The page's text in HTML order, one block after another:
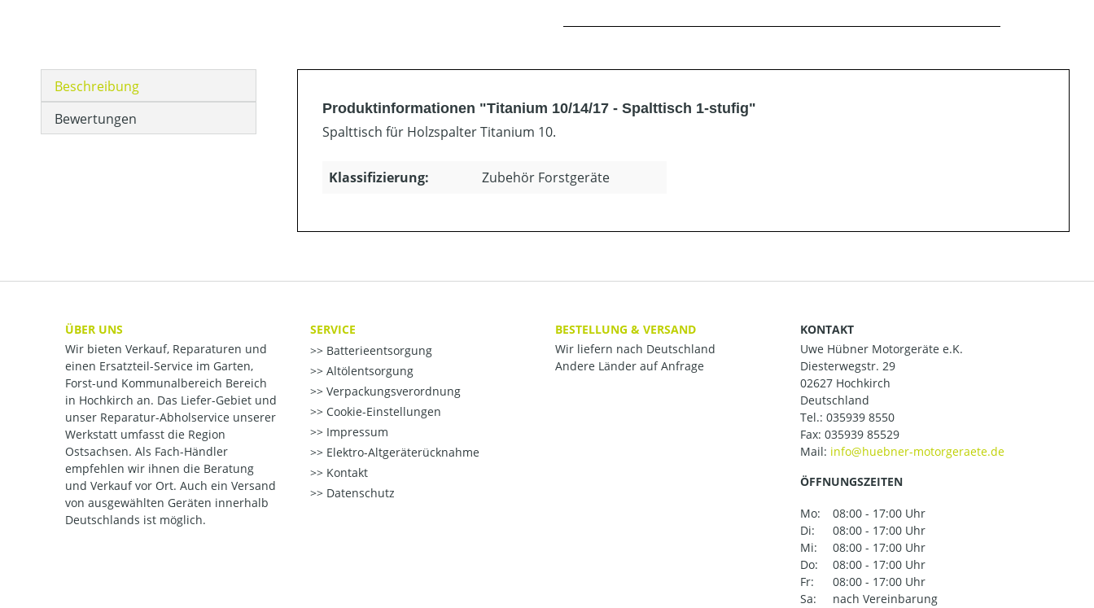
Beschreibung
Bewertungen
Produktinformationen "Titanium 10/14/17 - Spalttisch 1-stufig"
Spalttisch für Holzspalter Titanium 10.
Klassifizierung: Zubehör Forstgeräte
ÜBER UNS
Wir bieten Verkauf, Reparaturen und
einen Ersatzteil-Service im Garten,
Forst-und Kommunalbereich Bereich
in Hochkirch an. Das Liefer-Gebiet und
unser Reparatur-Abholservice unserer
Werkstatt umfasst die Region
Ostsachsen. Als Fach-Händler
empfehlen wir ihnen die Beratung
und Verkauf vor Ort. Auch ein Versand
von ausgewählten Geräten innerhalb
Deutschlands ist möglich.
SERVICE
Batterieentsorgung
Altölentsorgung
Verpackungsverordnung
Cookie-Einstellungen
Impressum
Elektro-Altgeräterücknahme
Kontakt
Datenschutz
BESTELLUNG & VERSAND
Wir liefern nach Deutschland
Andere Länder auf Anfrage
KONTAKT
Uwe Hübner Motorgeräte e.K.
Diesterwegstr. 29
02627 Hochkirch
Deutschland
Tel.: 035939 8550
Fax: 035939 85529
Mail:
ÖFFNUNGSZEITEN
Mo:
08:00 - 17:00 Uhr
Di:
08:00 - 17:00 Uhr
Mi:
08:00 - 17:00 Uhr
Do:
08:00 - 17:00 Uhr
Fr:
08:00 - 17:00 Uhr
Sa:
nach Vereinbarung